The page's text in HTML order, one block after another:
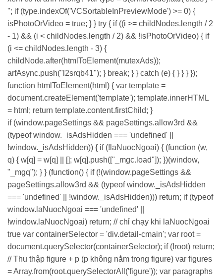
''; if (type.indexOf('VCSortableInPreviewMode') >= 0) {
isPhotoOrVideo = true; } } try { if ((i >= childNodes.length / 2
- 1) && (i < childNodes.length / 2) && !isPhotoOrVideo) { if
(i <= childNodes.length - 3) {
childNode.after(htmlToElement(mutexAds));
arfAsync.push("l2srqb41"); } break; } } catch (e) { } } } });
function htmlToElement(html) { var template =
document.createElement('template'); template.innerHTML
= html; return template.content.firstChild; }
if (window.pageSettings && pageSettings.allow3rd &&
(typeof window._isAdsHidden === 'undefined' ||
!window._isAdsHidden)) { if (!laNuocNgoai) { (function (w,
q) { w[q] = w[q] || []; w[q].push(["_mgc.load"]); })(window,
"_mgq"); } } (function() { if (!(window.pageSettings &&
pageSettings.allow3rd && (typeof window._isAdsHidden
=== 'undefined' || !window._isAdsHidden))) return; if (typeof
window.laNuocNgoai === 'undefined' ||
!window.laNuocNgoai) return; // chỉ chạy khi laNuocNgoai
true var containerSelector = 'div.detail-cmain'; var root =
document.querySelector(containerSelector); if (!root) return;
// Thu thập figure + p (p không nằm trong figure) var figures
= Array.from(root.querySelectorAll('figure')); var paragraphs